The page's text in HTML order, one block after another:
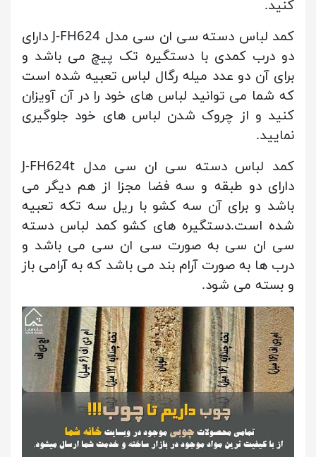
کنید.
کمد لباس دسته سی ان سی مدل J-FH624 دارای
دو درب کمدی با دستگیره تک پیچ می باشد و
برای آن دو عدد میله رگال لباس تعبیه شده است
که شما می توانید لباس های خود را در آن آویزان
کنید و از چروک شدن لباس های خود جلوگیری
نمایید.
کمد لباس دسته سی ان سی مدل J-FH624t
دارای دو طبقه و سه فضا مجزا از هم دیگر می
باشد و برای آن سه کشو با ریل سه تکه تعبیه
شده است.دستگیره های کشو کمد لباس دسته
سی ان سی به صورت سی ان سی می باشد و
درب ها به صورت آرام بند می باشد که به آرامی باز
و بسته می شود.